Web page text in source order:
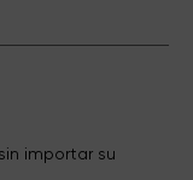
importar su